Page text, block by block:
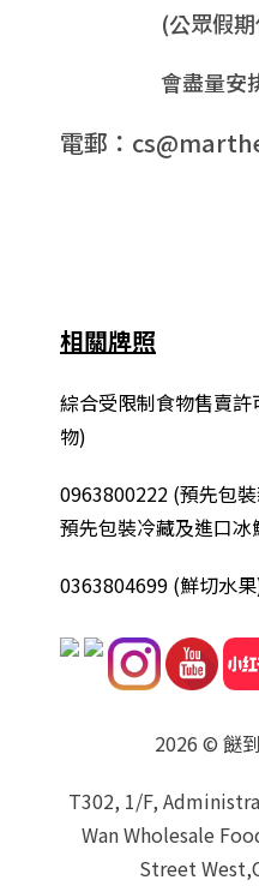
(公眾假期休息
會盡量安排
電郵：
相關牌照
綜合受限制食物售賣
物)
0963800222 (預先包
預先包裝冷藏及進口冰
0363804699 (鮮切水
2026 © 餸
T302, 1/F,
Wan Wholesale
Street